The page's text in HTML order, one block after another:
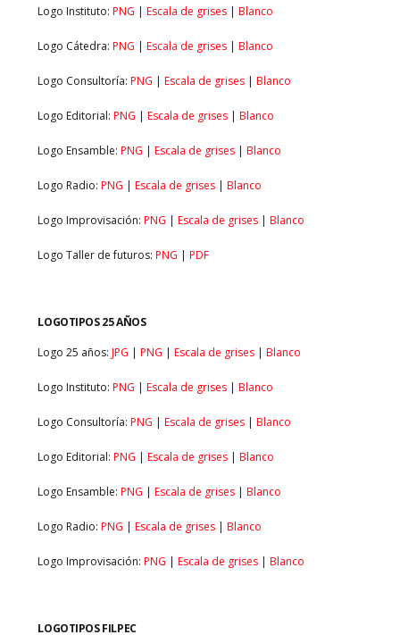
Logo Instituto:PNG |Escala de grises |Blanco
Logo Cátedra:PNG |Escala de grises |Blanco
Logo Consultoría:PNG |Escala de grises |Blanco
Logo Editorial:PNG |Escala de grises |Blanco
Logo Ensamble:PNG |Escala de grises |Blanco
Logo Radio:PNG |Escala de grises |Blanco
Logo Improvisación:PNG |Escala de grises |Blanco
Logo Taller de futuros:PNG |PDF
LOGOTIPOS 25 AÑOS
Logo 25 años:JPG |PNG |Escala de grises |Blanco
Logo Instituto:PNG |Escala de grises |Blanco
Logo Consultoría:PNG |Escala de grises |Blanco
Logo Editorial:PNG |Escala de grises |Blanco
Logo Ensamble:PNG |Escala de grises |Blanco
Logo Radio:PNG |Escala de grises |Blanco
Logo Improvisación:PNG |Escala de grises |Blanco
LOGOTIPOS FILPEC